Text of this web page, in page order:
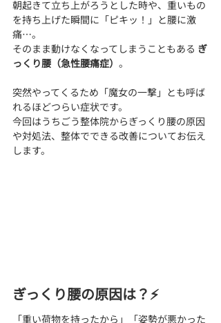
朝起きて立ち上がろうとした時や、重いもの
を持ち上げた瞬間に「ピキッ！」と腰に激
痛…。
そのまま動けなくなってしまうこともある ぎ
っくり腰（急性腰痛症） 。
突然やってくるため「魔女の一撃」とも呼ば
れるほどつらい症状です。
今回はうちごう整体院からぎっくり腰の原因
や対処法、整体でできる改善についてお伝え
します。
ぎっくり腰の原因は？⚡
「重い荷物を持ったから」「姿勢が悪かった